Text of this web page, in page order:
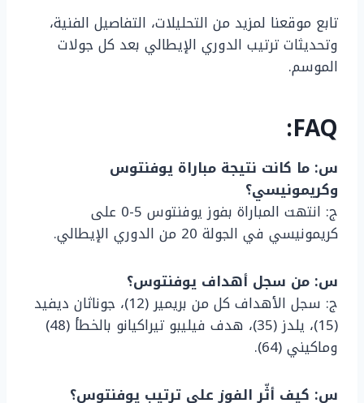
تابع موقعنا لمزيد من التحليلات، التفاصيل الفنية،
وتحديثات ترتيب الدوري الإيطالي بعد كل جولات
الموسم.
FAQ:
س: ما كانت نتيجة مباراة يوفنتوس
وكريمونيسي؟
ج: انتهت المباراة بفوز يوفنتوس 5-0 على
كريمونيسي في الجولة 20 من الدوري الإيطالي.
س: من سجل أهداف يوفنتوس؟
ج: سجل الأهداف كل من بريمير (12)، جوناثان ديفيد
(15)، يلدز (35)، هدف فيليبو تيراكيانو بالخطأ (48)
وماكيني (64).
س: كيف أثّر الفوز على ترتيب يوفنتوس؟